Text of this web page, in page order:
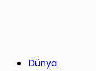
Dünya